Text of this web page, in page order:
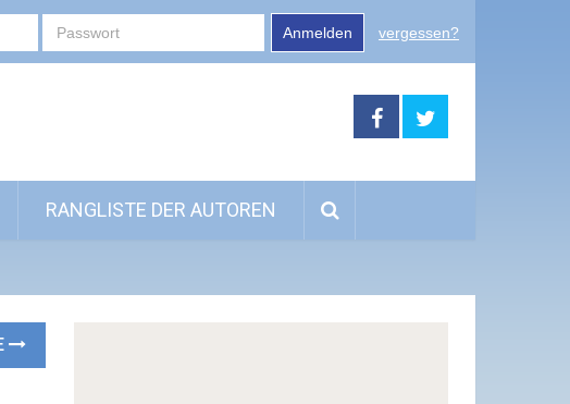
Anmelden vergessen?
RANGLISTE DER AUTOREN